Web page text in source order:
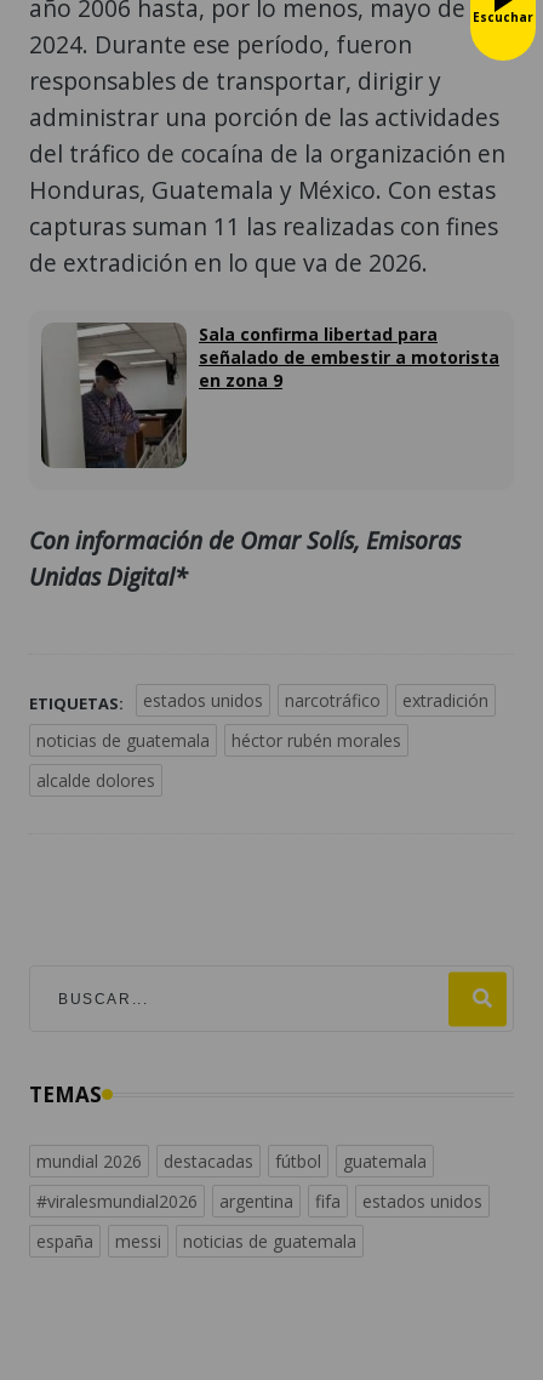
año 2006 hasta, por lo menos, mayo de
2024. Durante ese período, fueron
responsables de transportar, dirigir y
administrar una porción de las actividades
del tráfico de cocaína de la organización en
Honduras, Guatemala y México. Con estas
capturas suman 11 las realizadas con fines
de extradición en lo que va de 2026.
Sala confirma libertad para
señalado de embestir a motorista
en zona 9
Con información de Omar Solís, Emisoras
Unidas Digital*
ETIQUETAS: estados unidos narcotráfico
extradición
noticias de guatemala
héctor rubén morales
alcalde dolores
TEMAS
mundial 2026 destacadas fútbol
guatemala
#viralesmundial2026
argentina fifa
estados unidos
españa
messi noticias de guatemala
Escuchar